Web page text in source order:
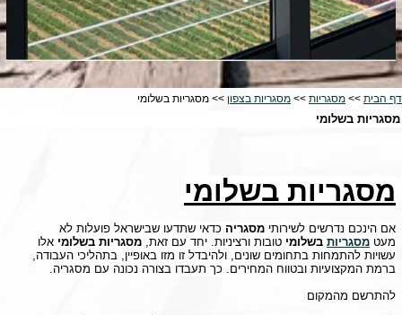
דף הבית >> מסגריות >> מסגריות בצפון >> מסגריות בשלומי
מסגריות בשלומי
מסגריות בשלומי
אם הינכם נדרשים לשירותי מסגריה כדאי שתדעו שבישראל פועלות לא
מעט מסגריותבשלומי טובות ורציניות. יחד עם זאת, מסגריות בשלומי אלו
עשויות להתמחות בתחומים שונים, ולהיבדל זו מזו באופיין, בתהליכי העבודה,
ברמת המקצועיות ובטווח המחירים. כך תעבדו בצורה נכונה עם מסגריה.
להתרשם מהמקום